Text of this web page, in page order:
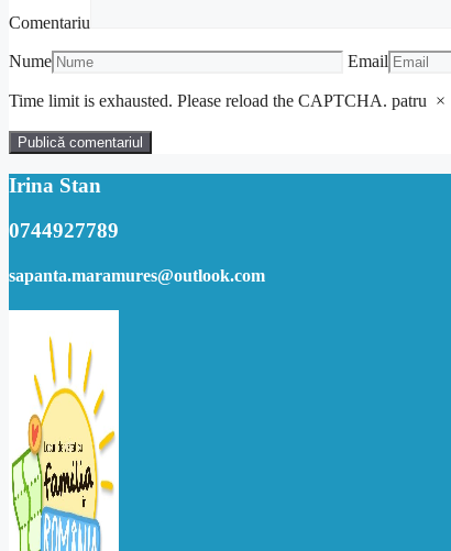
Comentariu
Nume Email
Time limit is exhausted. Please reload the CAPTCHA. patru ×
Irina Stan
0744927789
sapanta.maramures@outlook.com